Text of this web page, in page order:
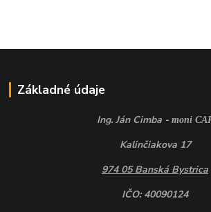
Základné údaje
Ing. Ján Cimba - moni
Kalinčiakova 17
974 05 Banská Bystrica
IČO: 40090124